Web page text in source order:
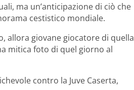
ma un’anticipazione di ciò che
cestistico mondiale.
allora giovane giocatore di quella
mitica foto di quel giorno al
contro la Juve Caserta,